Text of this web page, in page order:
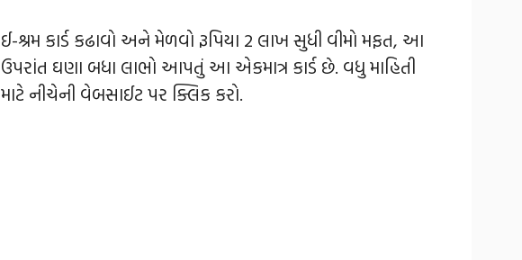
ઈ-શ્રમ કાર્ડ કઢાવો અને મેળવો રૂપિયા 2 લાખ સુધી વીમો મફત, આ
ઉપરાંત ઘણા બધા લાભો આપતું આ એકમાત્ર કાર્ડ છે. વધુ માહિતી
માટે નીચેની વેબસાઈટ પર ક્લિક કરો.